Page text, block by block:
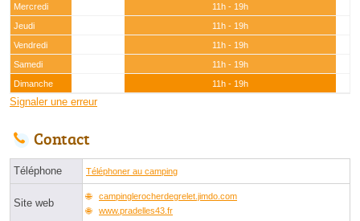
Mercredi
11h - 19h
Jeudi
11h - 19h
Vendredi
11h - 19h
Samedi
11h - 19h
Dimanche
11h - 19h
Signaler une erreur
Contact
Téléphone Téléphoner au camping
Site web
campinglerocherdegrelet.jimdo.com
www.pradelles43.fr